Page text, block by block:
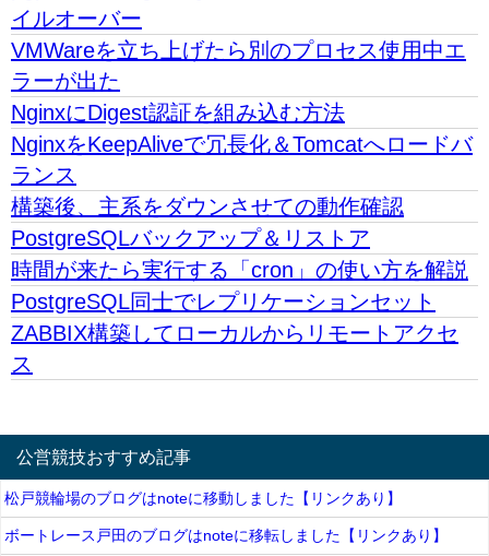
イルオーバー
VMWareを立ち上げたら別のプロセス使用中エ
ラーが出た
NginxにDigest認証を組み込む方法
NginxをKeepAliveで冗長化＆Tomcatへロードバ
ランス
構築後、主系をダウンさせての動作確認
PostgreSQLバックアップ＆リストア
時間が来たら実行する「cron」の使い方を解説
PostgreSQL同士でレプリケーションセット
ZABBIX構築してローカルからリモートアクセ
ス
公営競技おすすめ記事
松戸競輪場のブログはnoteに移動しました【リンクあり】
ボートレース戸田のブログはnoteに移転しました【リンクあり】